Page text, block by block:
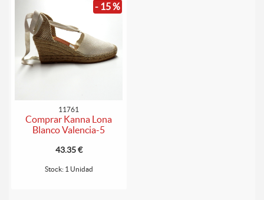
- 15 %
11761
Comprar Kanna Lona
Blanco Valencia-5
43.35 €
Stock: 1 Unidad